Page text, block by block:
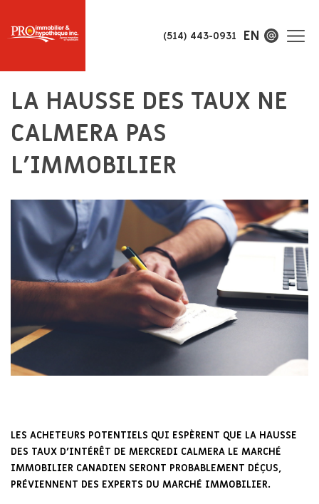
(514) 443-0931 EN
LA HAUSSE DES TAUX NE
CALMERA PAS
L’IMMOBILIER
LES ACHETEURS POTENTIELS QUI ESPÈRENT QUE LA HAUSSE
DES TAUX D'INTÉRÊT DE MERCREDI CALMERA LE MARCHÉ
IMMOBILIER CANADIEN SERONT PROBABLEMENT DÉÇUS,
PRÉVIENNENT DES EXPERTS DU MARCHÉ IMMOBILIER.